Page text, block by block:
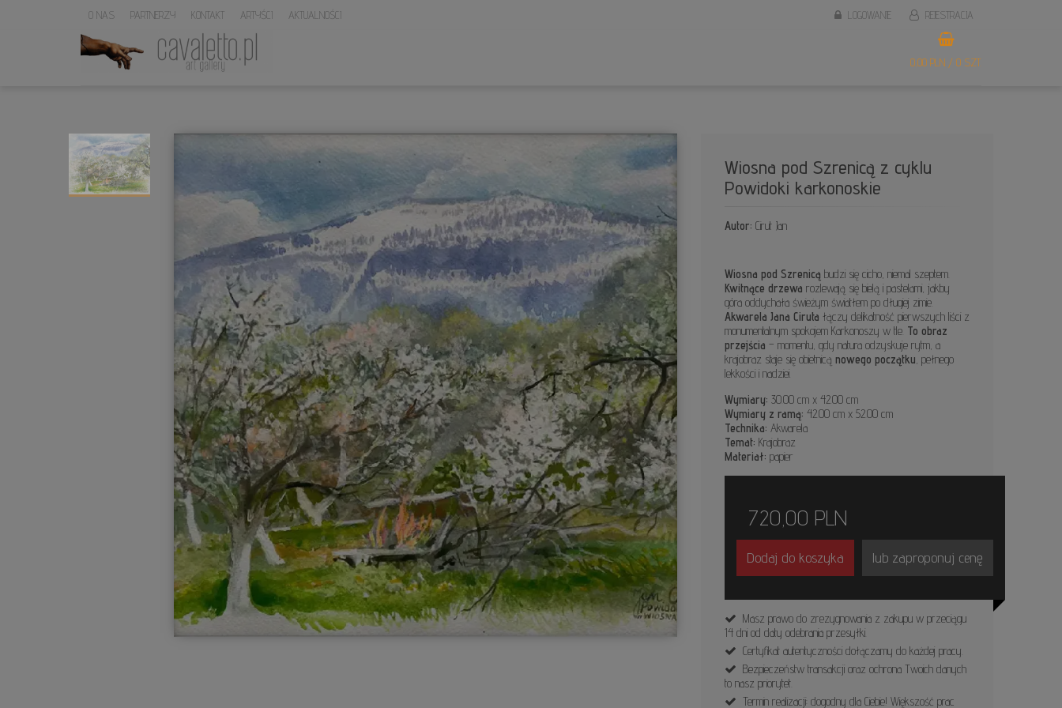
O NAS PARTNERZY KONTAKT ARTYŚCI AKTUALNOŚCI LOGOWANIE REJESTRACJA
0,00 PLN / 0 SZT.
Wiosna pod Szrenicą z cyklu
Powidoki karkonoskie
Autor: Cirut Jan
Wiosna pod Szrenicą budzi się cicho, niemal szeptem.
Kwitnące drzewa rozlewają się bielą i pastelami, jakby
góra oddychała świeżym światłem po długiej zimie.
Akwarela Jana Ciruta łączy delikatność pierwszych liści z
monumentalnym spokojem Karkonoszy w tle. To obraz
przejścia – momentu, gdy natura odzyskuje rytm, a
krajobraz staje się obietnicą nowego początku , pełnego
lekkości i nadziei.
Wymiary: 30.00 cm x 42.00 cm
Wymiary z ramą: 42.00 cm x 52.00 cm
Technika: Akwarela
Temat: Krajobraz
Materiał: papier
720,00 PLN
Dodaj do koszyka lub zaproponuj cenę
Masz prawo do zrezygnowania z zakupu w przeciągu
14 dni od daty odebrania przesyłki.
Certyfikat autentyczności dołączamy do każdej pracy.
Bezpieczeństw transakcji oraz ochrona Twoich danych
to nasz priorytet.
Termin realizacji: dogodny dla Ciebie! Większość prac